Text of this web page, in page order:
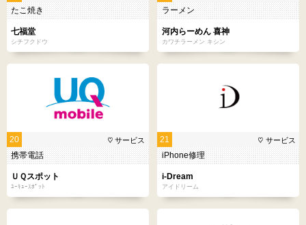
たこ焼き
七福堂
シチフクドウ
ラーメン
河内らーめん 喜神
カワチラーメン キシン
20 サービス
携帯電話
ＵＱスポット
ﾕｰｷｭｰｽﾎﾟｯﾄ
21 サービス
iPhone修理
i-Dream
アイドリーム